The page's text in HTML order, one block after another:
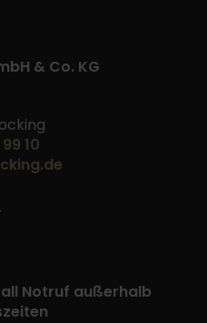
& Co. KG
10
Notruf außerhalb